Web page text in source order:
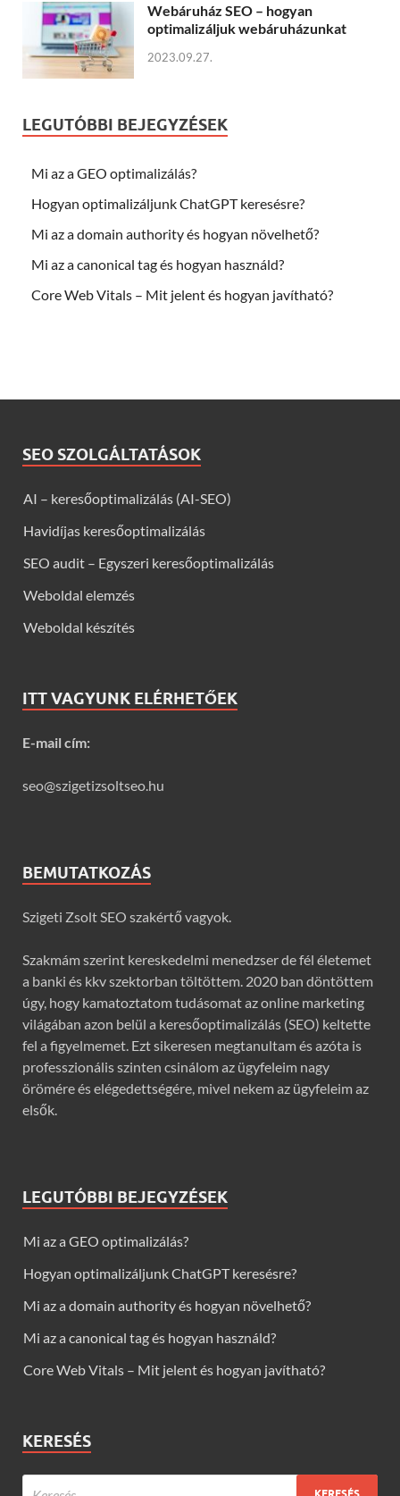
Webáruház SEO – hogyan
optimalizáljuk webáruházunkat
2023.09.27.
LEGUTÓBBI BEJEGYZÉSEK
Mi az a GEO optimalizálás?
Hogyan optimalizáljunk ChatGPT keresésre?
Mi az a domain authority és hogyan növelhető?
Mi az a canonical tag és hogyan használd?
Core Web Vitals – Mit jelent és hogyan javítható?
SEO SZOLGÁLTATÁSOK
AI – keresőoptimalizálás (AI-SEO)
Havidíjas keresőoptimalizálás
SEO audit – Egyszeri keresőoptimalizálás
Weboldal elemzés
Weboldal készítés
ITT VAGYUNK ELÉRHETŐEK
E-mail cím:
seo@szigetizsoltseo.hu
BEMUTATKOZÁS
Szigeti Zsolt SEO szakértő vagyok.
Szakmám szerint kereskedelmi menedzser de fél életemet
a banki és kkv szektorban töltöttem. 2020 ban döntöttem
úgy, hogy kamatoztatom tudásomat az online marketing
világában azon belül a keresőoptimalizálás (SEO) keltette
fel a figyelmemet. Ezt sikeresen megtanultam és azóta is
professzionális szinten csinálom az ügyfeleim nagy
örömére és elégedettségére, mivel nekem az ügyfeleim az
elsők.
LEGUTÓBBI BEJEGYZÉSEK
Mi az a GEO optimalizálás?
Hogyan optimalizáljunk ChatGPT keresésre?
Mi az a domain authority és hogyan növelhető?
Mi az a canonical tag és hogyan használd?
Core Web Vitals – Mit jelent és hogyan javítható?
KERESÉS